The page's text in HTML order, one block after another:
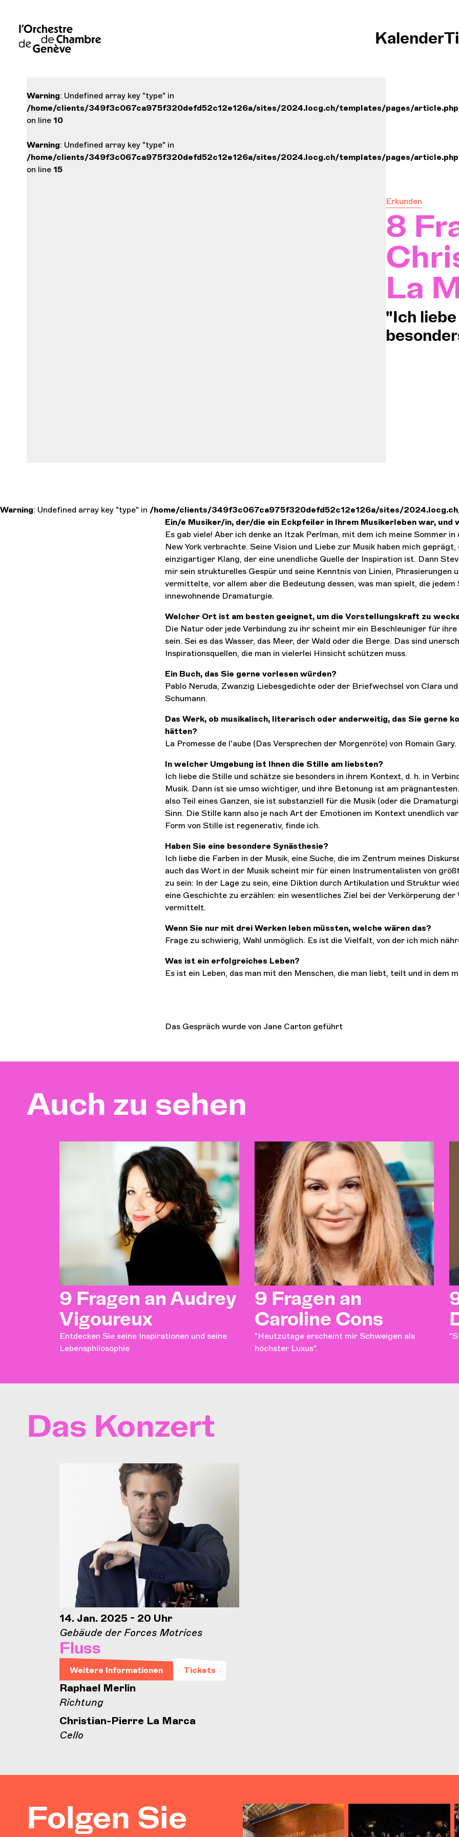
Kalender
Warning: Undefined array key "type" in
/home/clients/349f3c067ca975f320defd52c12e126a/sites/2024.locg.ch/templates/pages/article.php
on line 10
Warning: Undefined array key "type" in
/home/clients/349f3c067ca975f320defd52c12e126a/sites/2024.locg.ch/templates/pages/article.php
on line 15
Erkunden
8
La
"Ich liebe
Warning: Undefined array key "type" in /home/clients/349f3c067ca975f320defd52c12e126a/sites/
Ein/e Musiker/in, der/die ein Eckpfeiler in Ihrem Musikerleben war, und
Es gab viele! Aber ich denke an Itzak Perlman, mit dem ich meine Sommer in
New York verbrachte. Seine Vision und Liebe zur Musik haben mich geprägt,
einzigartiger Klang, der eine unendliche Quelle der Inspiration ist. Dann
mir sein strukturelles Gespür und seine Kenntnis von Linien, Phrasierungen
vermittelte, vor allem aber die Bedeutung dessen, was man spielt, die jedem
innewohnende Dramaturgie.
Welcher Ort ist am besten geeignet, um die Vorstellungskraft zu
Die Natur oder jede Verbindung zu ihr scheint mir ein Beschleuniger für ihre
sein. Sei es das Wasser, das Meer, der Wald oder die Berge. Das sind
Inspirationsquellen, die man in vielerlei Hinsicht schützen muss.
Ein Buch, das Sie gerne vorlesen würden?
Pablo Neruda, Zwanzig Liebesgedichte oder der Briefwechsel von Clara und
Schumann.
Das Werk, ob musikalisch, literarisch oder anderweitig, das Sie gerne
hätten?
La Promesse de l'aube (Das Versprechen der Morgenröte) von Romain Gary.
In welcher Umgebung ist Ihnen die Stille am liebsten?
Ich liebe die Stille und schätze sie besonders in ihrem Kontext, d. h. in
Musik. Dann ist sie umso wichtiger, und ihre Betonung ist am
also Teil eines Ganzen, sie ist substanziell für die Musik (oder die
Sinn. Die Stille kann also je nach Art der Emotionen im Kontext unendlich
Form von Stille ist regenerativ, finde ich.
Haben Sie eine besondere Synästhesie?
Ich liebe die Farben in der Musik, eine Suche, die im Zentrum meines
auch das Wort in der Musik scheint mir für einen Instrumentalisten von
zu sein: In der Lage zu sein, eine Diktion durch Artikulation und Struktur
eine Geschichte zu erzählen: ein wesentliches Ziel bei der Verkörperung der
vermittelt.
Wenn Sie nur mit drei Werken leben müssten, welche wären das?
Frage zu schwierig, Wahl unmöglich. Es ist die Vielfalt, von der ich mich
Was ist ein erfolgreiches Leben?
Es ist ein Leben, das man mit den Menschen, die man liebt, teilt und in dem
Das Gespräch wurde von Jane Carton geführt
Auch zu sehen
9 Fragen an Audrey
Vigoureux
Entdecken Sie seine Inspirationen und seine
Lebensphilosophie
9 Fragen an
Caroline Cons
"Heutzutage erscheint mir Schweigen als
höchster Luxus".
Das Konzert
14. Jan. 2025 - 20 Uhr
Gebäude der Forces Motrices
Fluss
Weitere Informationen Tickets
Raphael Merlin
Richtung
Christian-Pierre La Marca
Cello
Folgen Sie